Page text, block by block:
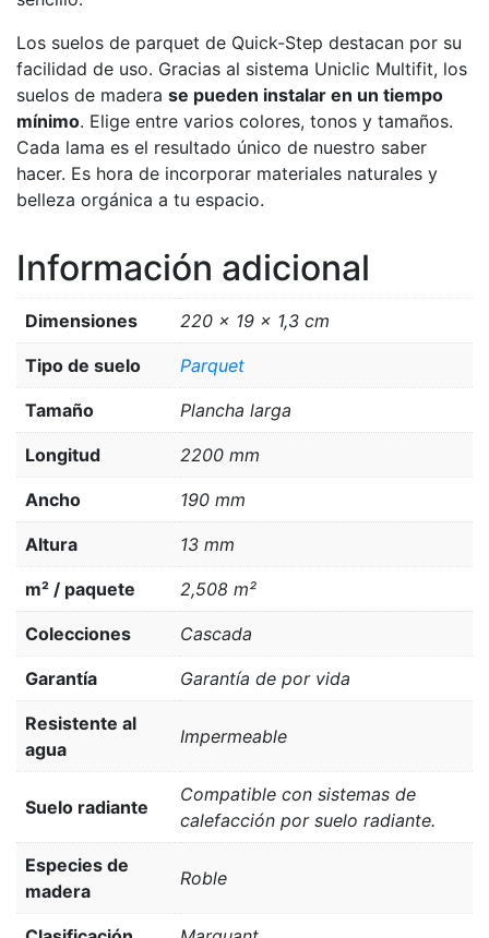
Los suelos de parquet de Quick-Step destacan por su
facilidad de uso. Gracias al sistema Uniclic Multifit, los
suelos de madera se pueden instalar en un tiempo
mínimo. Elige entre varios colores, tonos y tamaños.
Cada lama es el resultado único de nuestro saber
hacer. Es hora de incorporar materiales naturales y
belleza orgánica a tu espacio.
Información adicional
Dimensiones 220 × 19 × 1,3 cm
Tipo de suelo Parquet
Tamaño Plancha larga
Longitud 2200 mm
Ancho 190 mm
Altura 13 mm
m² / paquete 2,508 m²
Colecciones Cascada
Garantía Garantía de por vida
Resistente al
agua
Impermeable
Suelo radiante
Compatible con sistemas de
calefacción por suelo radiante.
Especies de
madera
Roble